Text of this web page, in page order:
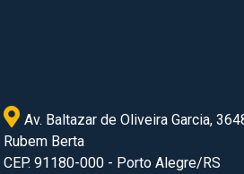
Av. Baltazar de Oliveira Garcia,
Rubem Berta
CEP. 91180-000 - Porto Alegre/RS